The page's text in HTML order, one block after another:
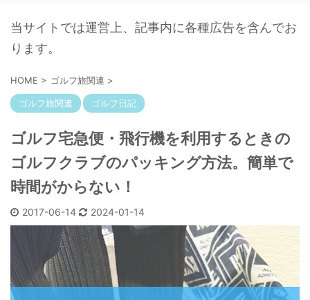
当サイトでは運営上、記事内に各種広告を含んでお
ります。
HOME > ゴルフ旅関連 >
ゴルフ旅関連 ゴルフ日記
ゴルフ宅急便・飛行機を利用するときの
ゴルフクラブのパッキング方法。簡単で
時間がからない！
2017-06-14 2024-01-14